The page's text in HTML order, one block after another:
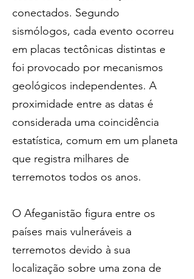
conectados. Segundo
sismólogos, cada evento ocorreu
em placas tectônicas distintas e
foi provocado por mecanismos
geológicos independentes. A
proximidade entre as datas é
considerada uma coincidência
estatística, comum em um planeta
que registra milhares de
terremotos todos os anos.
O Afeganistão figura entre os
países mais vulneráveis a
terremotos devido à sua
localização sobre uma zona de